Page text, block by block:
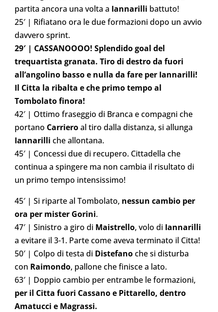
partita ancora una volta a Iannarilli battuto!
25′ | Rifiatano ora le due formazioni dopo un avvio
davvero sprint.
29′ | CASSANOOOO! Splendido goal del
trequartista granata. Tiro di destro da fuori
all’angolino basso e nulla da fare per Iannarilli!
Il Citta la ribalta e che primo tempo al
Tombolato finora!
42′ | Ottimo fraseggio di Branca e compagni che
portano Carrieroal tiro dalla distanza, si allunga
Iannarilli che allontana.
45′ | Concessi due di recupero. Cittadella che
continua a spingere ma non cambia il risultato di
un primo tempo intensissimo!
45′ | Si riparte al Tombolato, nessun cambio per
ora per mister Gorini.
47′ | Sinistro a giro di Maistrello, volo di Iannarilli
a evitare il 3-1. Parte come aveva terminato il Citta!
50′ | Colpo di testa di Distefanoche si disturba
con Raimondo, pallone che finisce a lato.
63′ | Doppio cambio per entrambe le formazioni,
per il Citta fuori Cassano e Pittarello, dentro
Amatucci e Magrassi.